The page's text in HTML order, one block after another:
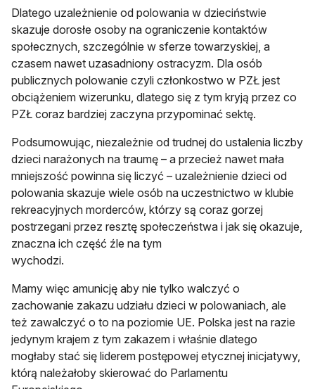
Dlatego uzależnienie od polowania w dzieciństwie
skazuje dorosłe osoby na ograniczenie kontaktów
społecznych, szczególnie w sferze towarzyskiej, a
czasem nawet uzasadniony ostracyzm. Dla osób
publicznych polowanie czyli członkostwo w PZŁ jest
obciążeniem wizerunku, dlatego się z tym kryją przez co
PZŁ coraz bardziej zaczyna przypominać sektę.
Podsumowując, niezależnie od trudnej do ustalenia liczby
dzieci narażonych na traumę – a przecież nawet mała
mniejszość powinna się liczyć – uzależnienie dzieci od
polowania skazuje wiele osób na uczestnictwo w klubie
rekreacyjnych morderców, którzy są coraz gorzej
postrzegani przez resztę społeczeństwa i jak się okazuje,
znaczna ich część źle na tym
wychodzi.
Mamy więc amunicję aby nie tylko walczyć o
zachowanie zakazu udziału dzieci w polowaniach, ale
też zawalczyć o to na poziomie UE. Polska jest na razie
jedynym krajem z tym zakazem i właśnie dlatego
mogłaby stać się liderem postępowej etycznej inicjatywy,
którą należałoby skierować do Parlamentu